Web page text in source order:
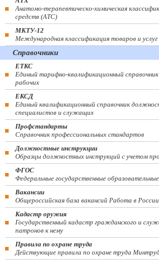
Анатомо-терапевтическо-химическая
средств (ATC)
МКТУ-12
Международная классификация товаров и услуг
Справочники
ЕТКС
Единый тарифно-квалификационный
рабочих
ЕКСД
Единый квалификационный справочник
специалистов и служащих
Профстандарты
Справочник профессиональных стандартов
Должностные инструкции
Образцы должностных инструкций с учетом
ФГОС
Федеральные государственные
Вакансии
Общероссийская база вакансий Работа в России
Кадастр оружия
Государственный кадастр гражданского и
патронов к нему
Правила по охране труда
Действующие правила по охране труда